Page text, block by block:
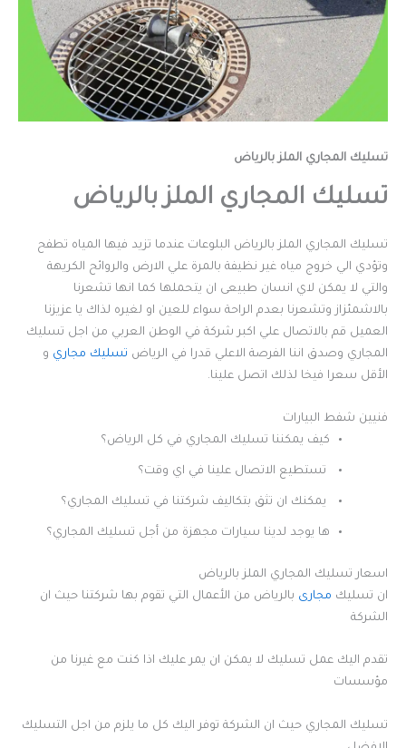
تسليك المجاري الملز بالرياض
تسليك المجاري الملز بالرياض
تسليك المجاري الملز بالرياض البلوعات عندما تزيد فيها المياه تطفح
وتؤدي الي خروج مياه غير نظيفة بالمرة علي الارض والروائح الكريهة
والتي لا يمكن لاي انسان طبيعى ان يتحملها كما انها تشعرنا
بالاشمئزاز وتشعرنا بعدم الراحة سواء للعين او لغيره لذاك يا عزيزنا
العميل قم بالاتصال علي اكبر شركة في الوطن العربي من اجل تسليك
المجاري وصدق اننا الفرصة الاعلي قدرا في الرياض تسليك مجاري و
الأقل سعرا فيخا لذلك اتصل علينا.
فنيين شفط البيارات
كيف يمكننا تسليك المجاري في كل الرياض؟
تستطيع الاتصال علينا في اي وقت؟
يمكنك ان تثق بتكاليف شركتنا في تسليك المجاري؟
ها يوجد لدينا سيارات مجهزة من أجل تسليك المجاري؟
اسعار تسليك المجاري الملز بالرياض
ان تسليك مجارى بالرياض من الأعمال التي تقوم بها شركتنا حيث ان
الشركة
تقدم اليك عمل تسليك لا يمكن ان يمر عليك اذا كنت مع غيرنا من
مؤسسات
تسليك المجاري حيث ان الشركة توفر اليك كل ما يلزم من اجل التسليك